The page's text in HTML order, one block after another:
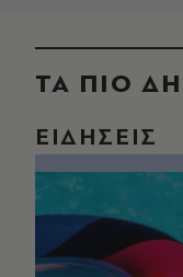
ΤΑ ΠΙΟ
ΕΙΔΗΣΕΙΣ